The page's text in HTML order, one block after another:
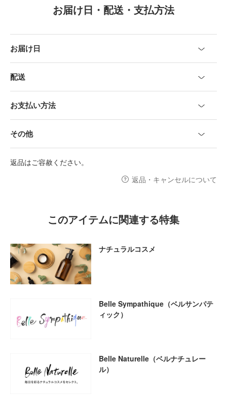
お届け日・配送・支払方法
お届け日
配送
お支払い方法
その他
返品はご容赦ください。
返品・キャンセルについて
このアイテムに関連する特集
ナチュラルコスメ
Belle Sympathique（ベルサンパテ
ィック）
Belle Naturelle（ベルナチュレー
ル）